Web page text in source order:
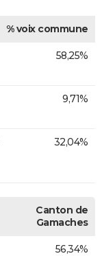
% voix commune
58,25%
9,71%
32,04%
Canton de
Gamaches
56,34%